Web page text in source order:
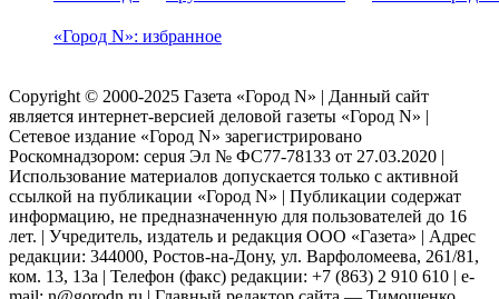
«Город N»: избранное
Copyright © 2000-2025 Газета «Город N» | Данный сайт
является интернет-версией деловой газеты «Город N» |
Сетевое издание «Город N» зарегистрировано
Роскомнадзором: серuя Эл № ФС77-78133 от 27.03.2020 |
Использование материалов допускается только с активной
ссылкой на публикации «Город N» | Публикации содержат
информацию, не предназначенную для пользователей до 16
лет. | Учредитель, издатель и редакция ООО «Газета» | Адрес
редакции: 344000, Ростов-на-Дону, ул. Варфоломеева, 261/81,
ком. 13, 13а | Телефон (факс) редакции: +7 (863) 2 910 610 | e-